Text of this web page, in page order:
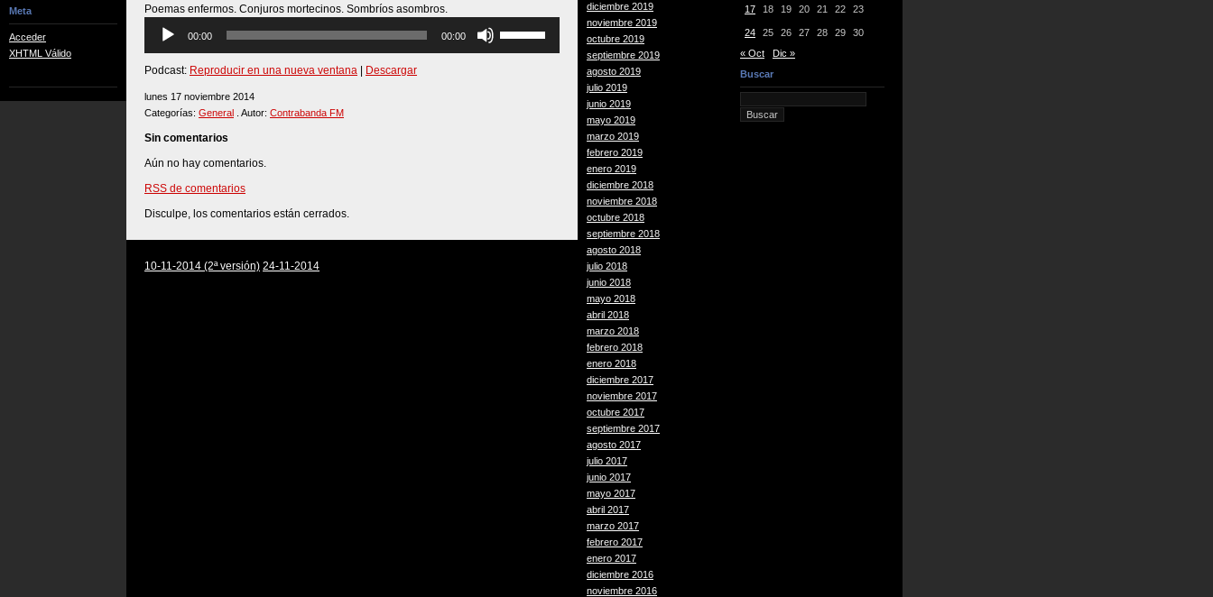
Meta
Acceder
XHTML Válido
Poemas enfermos. Conjuros mortecinos. Sombríos asombros.
Reproductor
audio
00:00 00:00
las
teclas
Podcast: Reproducir en una nueva ventana Descargar
lunes 17 noviembre 2014
Categorías: General . Autor: Contrabanda FM
Sin comentarios
Aún no hay comentarios.
RSS de comentarios
Disculpe, los comentarios están cerrados.
10-11-2014 (2ª versión) 24-11-2014
diciembre 2019
noviembre 2019
octubre 2019
septiembre 2019
agosto 2019
julio 2019
junio 2019
mayo 2019
marzo 2019
febrero 2019
enero 2019
diciembre 2018
noviembre 2018
octubre 2018
septiembre 2018
agosto 2018
julio 2018
junio 2018
mayo 2018
abril 2018
marzo 2018
febrero 2018
enero 2018
diciembre 2017
noviembre 2017
octubre 2017
septiembre 2017
agosto 2017
julio 2017
junio 2017
mayo 2017
abril 2017
marzo 2017
febrero 2017
enero 2017
diciembre 2016
noviembre 2016
17 18 19 20 21 22 23
24 25 26 27 28 29
30
« Oct
Dic »
Buscar